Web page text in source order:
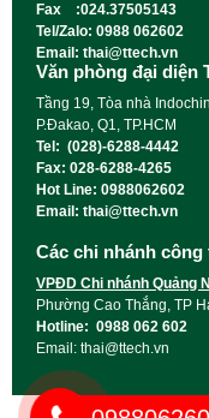
Fax :024.37505143
Tel/Zalo: 0988 062602
Email: thai@ttech.vn
Văn phòng đại diện
Tầng 19, Tòa nhà
P.Đakao, Q1, TP.HCM
Tel: (028)-6288-4442
Fax: 028-6288-4265
Hot Line: 0988062602
Email: thai@ttech.vn
Các chi nhánh công
VPĐD Chi nhánh Quảng
Phường Cao Thắng, TP
Hotline: 0988 062 602
Email: thai@ttech.vn